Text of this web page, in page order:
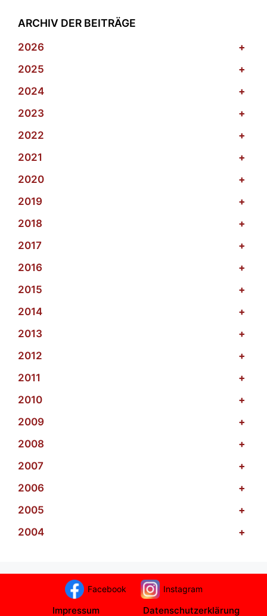
ARCHIV DER BEITRÄGE
2026
+
2025
+
2024
+
2023
+
2022
+
2021
+
2020
+
2019
+
2018
+
2017
+
2016
+
2015
+
2014
+
2013
+
2012
+
2011
+
2010
+
2009
+
2008
+
2007
+
2006
+
2005
+
2004
+
Facebook Instagram
Impressum Datenschutzerklärung